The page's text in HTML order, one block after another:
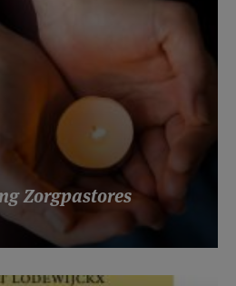
Zorgpastores